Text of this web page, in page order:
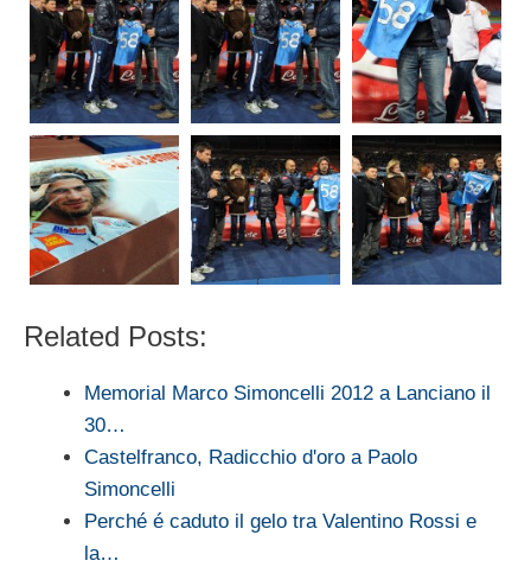
Related Posts:
Memorial Marco Simoncelli 2012 a Lanciano il
30…
Castelfranco, Radicchio d'oro a Paolo
Simoncelli
Perché é caduto il gelo tra Valentino Rossi e
la…